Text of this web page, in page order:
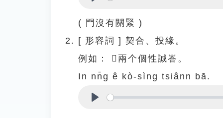
( 門沒有關緊 )
[ 形容詞 ] 契合、投緣。
例如：
𪜶兩个個性誠峇。
In nn̄g ê kò-sìng tsiânn bā.